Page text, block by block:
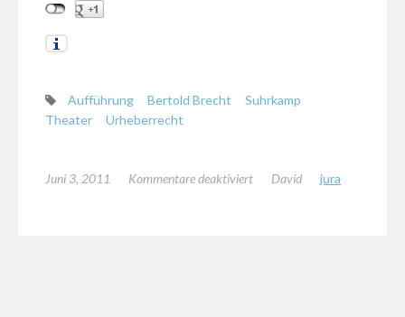
Aufführung Bertold Brecht
Suhrkamp
Theater
Urheberrecht
Juni 3, 2011 Kommentare deaktiviertfür
David jura